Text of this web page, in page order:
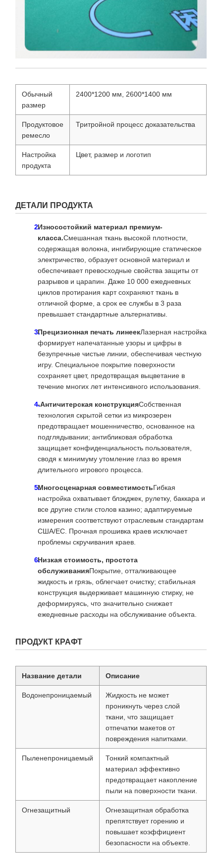
Обычный
размер
2400*1200 мм, 2600*1400 мм
Продуктовое
ремесло
Тритройной процесс доказательства
Настройка
продукта
Цвет, размер и логотип
ДЕТАЛИ ПРОДУКТА
Износостойкий материал премиум-
класса.Смешанная ткань высокой плотности,
содержащая волокна, ингибирующие статическое
электричество, образует основной материал и
обеспечивает превосходные свойства защиты от
разрывов и царапин. Даже 10 000 ежедневных
циклов протирания карт сохраняют ткань в
отличной форме, а срок ее службы в 3 раза
превышает стандартные альтернативы.
Прецизионная печать линеекЛазерная настройка
формирует напечатанные узоры и цифры в
безупречные чистые линии, обеспечивая честную
игру. Специальное покрытие поверхности
сохраняет цвет, предотвращая выцветание в
течение многих лет интенсивного использования.
-Античитерская конструкцияСобственная
технология скрытой сетки из микрозерен
предотвращает мошенничество, основанное на
подглядывании; антибликовая обработка
защищает конфиденциальность пользователя,
сводя к минимуму утомление глаз во время
длительного игрового процесса.
Многосценарная совместимостьГибкая
настройка охватывает блэкджек, рулетку, баккара и
все другие стили столов казино; адаптируемые
измерения соответствуют отраслевым стандартам
США/ЕС. Прочная прошивка краев исключает
проблемы скручивания краев.
Низкая стоимость, простота
обслуживанияПокрытие, отталкивающее
жидкость и грязь, облегчает очистку; стабильная
конструкция выдерживает машинную стирку, не
деформируясь, что значительно снижает
ежедневные расходы на обслуживание объекта.
ПРОДУКТ КРАФТ
Название детали Описание
Водонепроницаемый
Жидкость не может
проникнуть через слой
ткани, что защищает
отпечатки макетов от
повреждения напитками.
Пыленепроницаемый
Тонкий компактный
материал эффективно
предотвращает накопление
пыли на поверхности ткани.
Огнезащитный
Огнезащитная обработка
препятствует горению и
повышает коэффициент
безопасности на объекте.